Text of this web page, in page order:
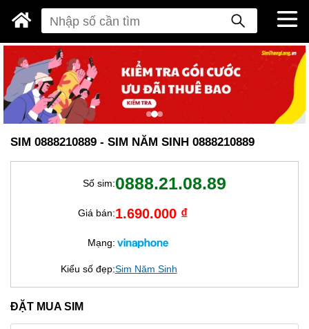
SIM 0888210889 - SIM NĂM SINH 0888210889
Số sim:0888.21.08.89
Giá bán:1.690.000 ₫
Mạng:
Kiểu số đẹp:Sim Năm Sinh
ĐẶT MUA SIM